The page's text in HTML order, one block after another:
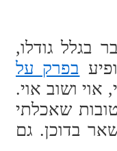
בגלל גודלו,
בפרק על
ושוב אוי.
שאכלתי
בדוכן. גם